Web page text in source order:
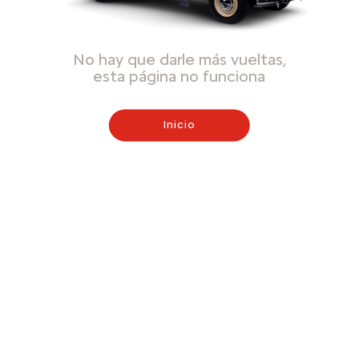
No hay que darle más vueltas,
esta página no funciona
Inicio